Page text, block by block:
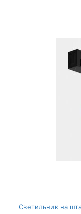
Светильник на